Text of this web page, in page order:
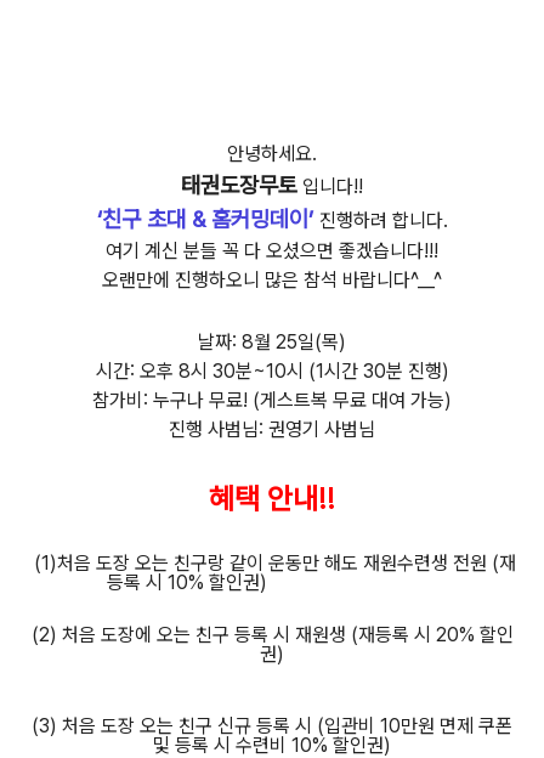
안녕하세요.
태권도장무토 입니다!!
‘친구 초대 & 홈커밍데이’ 진행하려 합니다.
여기 계신 분들 꼭 다 오셨으면 좋겠습니다!!!
오랜만에 진행하오니 많은 참석 바랍니다^__^
날짜: 8월 25일(목)
시간: 오후 8시 30분~10시 (1시간 30분 진행)
참가비: 누구나 무료! (게스트복 무료 대여 가능)
진행 사범님: 권영기 사범님
혜택 안내!!
(1)처음 도장 오는 친구랑 같이 운동만 해도 재원수련생 전원 (재
등록 시 10% 할인권)
(2) 처음 도장에 오는 친구 등록 시 재원생 (재등록 시 20% 할인
권)
(3) 처음 도장 오는 친구 신규 등록 시 (입관비 10만원 면제 쿠폰
및 등록 시 수련비 10% 할인권)